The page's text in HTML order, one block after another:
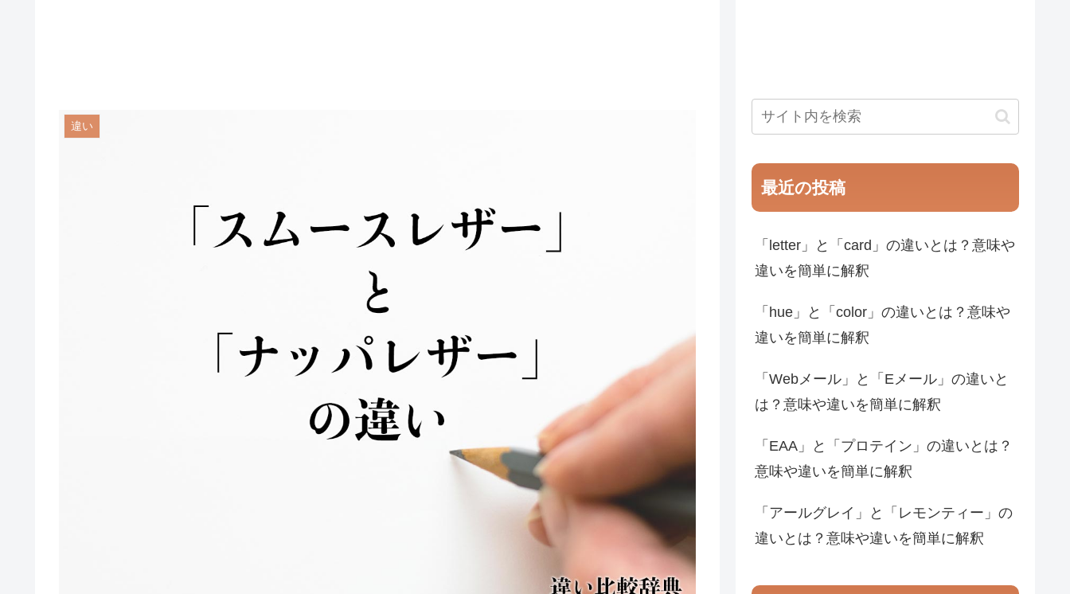
違い
最近の投稿
「letter」と「card」の違いとは？意味や
違いを簡単に解釈
「hue」と「color」の違いとは？意味や
違いを簡単に解釈
「Webメール」と「Eメール」の違いと
は？意味や違いを簡単に解釈
「EAA」と「プロテイン」の違いとは？
意味や違いを簡単に解釈
「アールグレイ」と「レモンティー」の
違いとは？意味や違いを簡単に解釈